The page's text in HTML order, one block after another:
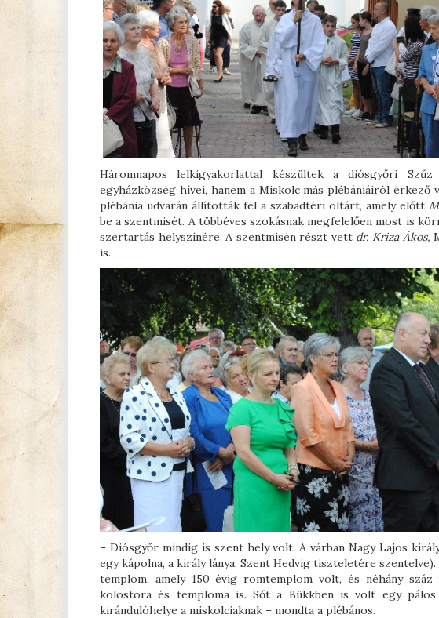
Háromnapos lelkigyakorlattal készültek a diósgyőri
egyházközség hívei, hanem a Miskolc más plébániáiról
plébánia udvarán állították fel a szabadtéri oltárt, amely előtt
be a szentmisét. A többéves szokásnak megfelelően most is
szertartás helyszínére. A szentmisén részt vett dr. Kriza Ákos,
is.
– Diósgyőr mindig is szent hely volt. A várban Nagy Lajos
egy kápolna, a király lánya, Szent Hedvig tiszteletére
templom, amely 150 évig romtemplom volt, és néhány
kolostora és temploma is. Sőt a Bükkben is volt egy
kirándulóhelye a miskolciaknak – mondta a plébános.